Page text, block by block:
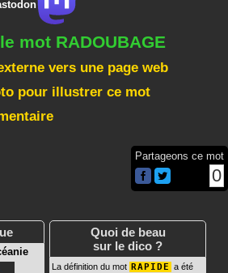
mot RADOUBAGE
vers une page web
pour illustrer ce mot
Partageons ce mot
0
Quoi de beau
sur le dico ?
La définition du mot RAPIDE a été